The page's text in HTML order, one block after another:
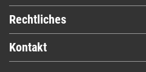
Rechtliches
Kontakt